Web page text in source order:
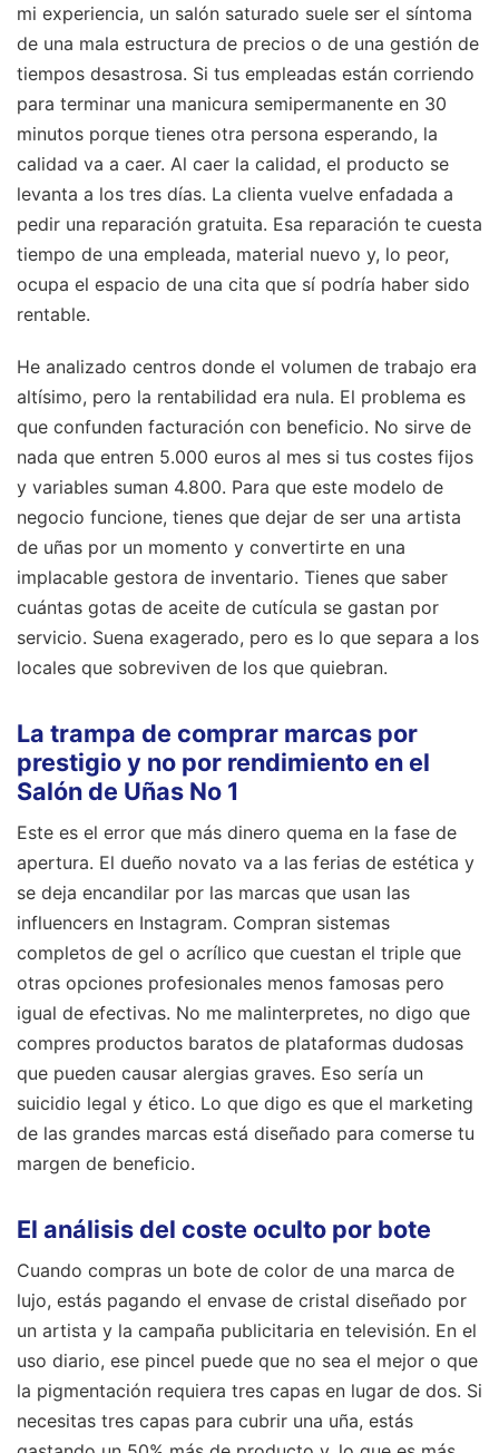
mi experiencia, un salón saturado suele ser el síntoma
de una mala estructura de precios o de una gestión de
tiempos desastrosa. Si tus empleadas están corriendo
para terminar una manicura semipermanente en 30
minutos porque tienes otra persona esperando, la
calidad va a caer. Al caer la calidad, el producto se
levanta a los tres días. La clienta vuelve enfadada a
pedir una reparación gratuita. Esa reparación te cuesta
tiempo de una empleada, material nuevo y, lo peor,
ocupa el espacio de una cita que sí podría haber sido
rentable.
He analizado centros donde el volumen de trabajo era
altísimo, pero la rentabilidad era nula. El problema es
que confunden facturación con beneficio. No sirve de
nada que entren 5.000 euros al mes si tus costes fijos
y variables suman 4.800. Para que este modelo de
negocio funcione, tienes que dejar de ser una artista
de uñas por un momento y convertirte en una
implacable gestora de inventario. Tienes que saber
cuántas gotas de aceite de cutícula se gastan por
servicio. Suena exagerado, pero es lo que separa a los
locales que sobreviven de los que quiebran.
La trampa de comprar marcas por
prestigio y no por rendimiento en el
Salón de Uñas No 1
Este es el error que más dinero quema en la fase de
apertura. El dueño novato va a las ferias de estética y
se deja encandilar por las marcas que usan las
influencers en Instagram. Compran sistemas
completos de gel o acrílico que cuestan el triple que
otras opciones profesionales menos famosas pero
igual de efectivas. No me malinterpretes, no digo que
compres productos baratos de plataformas dudosas
que pueden causar alergias graves. Eso sería un
suicidio legal y ético. Lo que digo es que el marketing
de las grandes marcas está diseñado para comerse tu
margen de beneficio.
El análisis del coste oculto por bote
Cuando compras un bote de color de una marca de
lujo, estás pagando el envase de cristal diseñado por
un artista y la campaña publicitaria en televisión. En el
uso diario, ese pincel puede que no sea el mejor o que
la pigmentación requiera tres capas en lugar de dos. Si
necesitas tres capas para cubrir una uña, estás